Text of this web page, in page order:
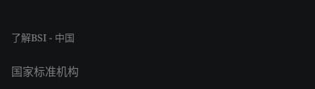
了解BSI - 中国
国家标准机构